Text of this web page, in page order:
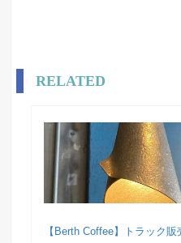
RELATED
【Berth Coffee】トラック